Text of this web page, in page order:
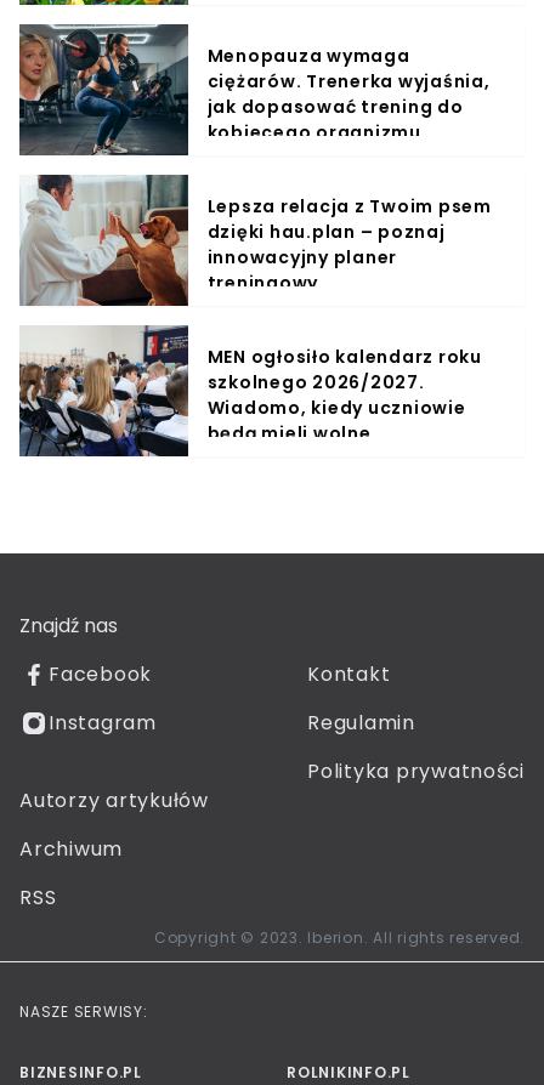
Menopauza wymaga
ciężarów. Trenerka wyjaśnia,
jak dopasować trening do
kobiecego organizmu
Lepsza relacja z Twoim psem
dzięki hau.plan – poznaj
innowacyjny planer
treningowy
MEN ogłosiło kalendarz roku
szkolnego 2026/2027.
Wiadomo, kiedy uczniowie
będą mieli wolne
Znajdź nas
Facebook
Instagram
Kontakt
Regulamin
Polityka prywatności
Autorzy artykułów
Archiwum
RSS
Copyright © 2023. Iberion. All rights reserved.
NASZE SERWISY:
BIZNESINFO.PL ROLNIKINFO.PL